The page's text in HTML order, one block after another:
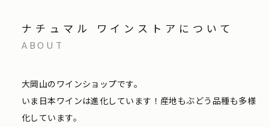
ナチュマル ワインストアについて
ABOUT
大岡山のワインショップです。
いま日本ワインは進化しています！産地もぶどう品種も多様
化しています。